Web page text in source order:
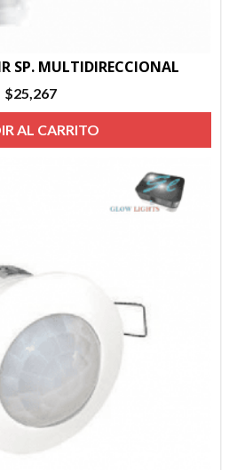
SP. MULTIDIRECCIONAL
$25,267
AL CARRITO